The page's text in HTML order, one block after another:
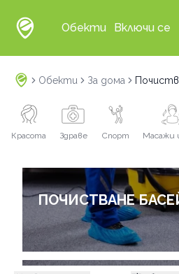
Обекти Включи се
Обекти За дома
Красота Здраве Спорт Масажи
ПОЧИСТВАНЕ